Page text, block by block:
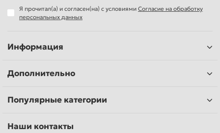
Я прочитал(а) и согласен(на) с условиями Согласие на обработку
персональных данных
Информация
Дополнительно
Популярные категории
Наши контакты